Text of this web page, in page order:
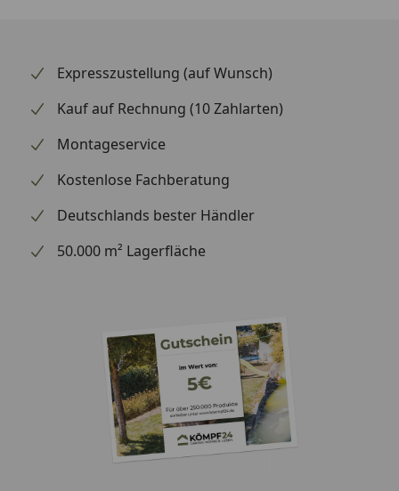
Expresszustellung (auf Wunsch)
Kauf auf Rechnung (10 Zahlarten)
Montageservice
Kostenlose Fachberatung
Deutschlands bester Händler
50.000 m² Lagerfläche